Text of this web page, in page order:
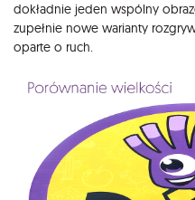
dokładnie jeden wspólny
zupełnie nowe warianty
oparte o ruch.